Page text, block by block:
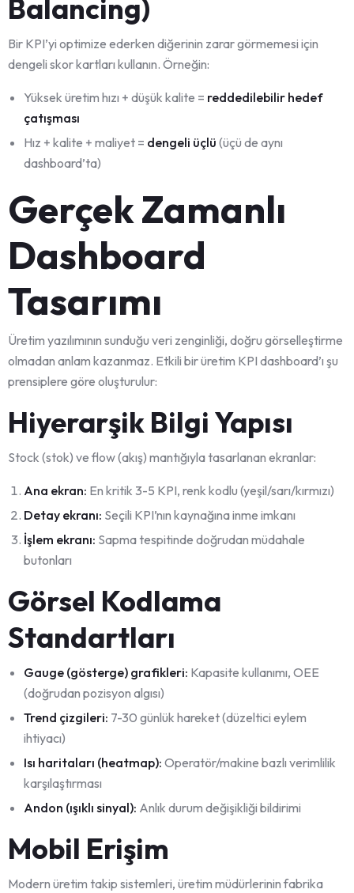
Balancing)
Bir KPI’yi optimize ederken diğerinin zarar görmemesi için
dengeli skor kartları kullanın. Örneğin:
Yüksek üretim hızı + düşük kalite = reddedilebilir hedef
çatışması
Hız + kalite + maliyet = dengeli üçlü (üçü de aynı
dashboard’ta)
Gerçek Zamanlı
Dashboard
Tasarımı
Üretim yazılımının sunduğu veri zenginliği, doğru görselleştirme
olmadan anlam kazanmaz. Etkili bir üretim KPI dashboard’ı şu
prensiplere göre oluşturulur:
Hiyerarşik Bilgi Yapısı
Stock (stok) ve flow (akış) mantığıyla tasarlanan ekranlar:
Ana ekran: En kritik 3-5 KPI, renk kodlu (yeşil/sarı/kırmızı)
Detay ekranı: Seçili KPI’nın kaynağına inme imkanı
İşlem ekranı: Sapma tespitinde doğrudan müdahale
butonları
Görsel Kodlama
Standartları
Gauge (gösterge) grafikleri: Kapasite kullanımı, OEE
(doğrudan pozisyon algısı)
Trend çizgileri: 7-30 günlük hareket (düzeltici eylem
ihtiyacı)
Isı haritaları (heatmap): Operatör/makine bazlı verimlilik
karşılaştırması
Andon (ışıklı sinyal): Anlık durum değişikliği bildirimi
Mobil Erişim
Modern üretim takip sistemleri, üretim müdürlerinin fabrika